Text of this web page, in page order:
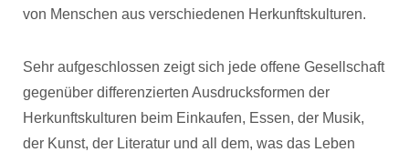
von Menschen aus verschiedenen Herkunftskulturen.
Sehr aufgeschlossen zeigt sich jede offene Gesellschaft
gegenüber differenzierten Ausdrucksformen der
Herkunftskulturen beim Einkaufen, Essen, der Musik,
der Kunst, der Literatur und all dem, was das Leben